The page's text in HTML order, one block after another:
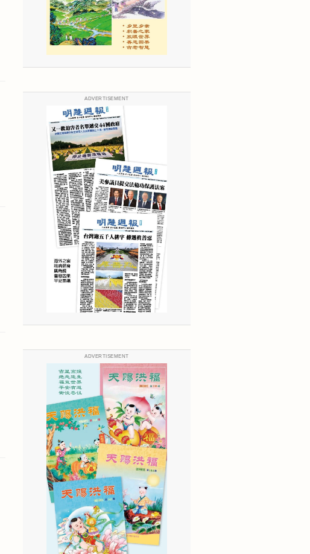
ADVERTISEMENT
ADVERTISEMENT